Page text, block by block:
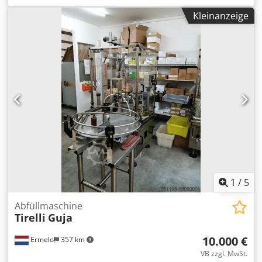
Automatikmodus füllt die Maschine kontinuierlich ab –
ideal für größere Stückzahlen. Die Abfüllgeschwindigkeit
ist einstellbar. Mit dem Fußpedal können Sie im
individuellen Tempo arbeiten. Je nach Bediener und
abgefülltem Volumen sind 15-25 Einheiten pro Minute
möglich, was diese Maschine sehr schnell macht. Das
Gewicht beträgt ca. 15-20kg – die Maschine ist einfach auf
einem Tisch zu platzieren. Komplett aus Edelstahl gefertigt
und qualitativ sehr hochwertig. Bei Fragen kontaktieren Sie
uns gerne per E-Mail – wir beraten Sie zu dieser oder
anderen Maschinen. Ebenfalls bieten wir eine
Etikettiermaschine an, die eine ideale Ergänzung zur
Abfüllmaschine darstellt. Wir bemühen uns, Ihre Anfrage
innerhalb von 24 Stunden zu beantworten. Telefonisch
sind wir ebenfalls erreichbar und stehen Ihnen gerne
Margarine, Soße, Butter, Käse usw.. Grunwald
Rotationsbecherfüllmaschine mit 2 Köpfen, für runde
Becher Produktionsjahr: 2000 Für die Heißabfüllung von
flüssigen Produkten mit servogetriebener
Becherhebevorrichtung und Trichter mit Abstreifrührwerk
und Zuführventilen (CIP-reinigbar), Alusiegelung durch
Vakuum und Kippsiegelung, Heißsiegelung der
Alusiegelung, Schnappdeckelstation und Ausschleusung.
Steuerpult aus Edelstahl, das an der Maschine hängt, und
Bedienpult. Die Maschine verfügt über
Sicherheitsabdeckungen aus Polycarbonatglas. Dcjdpfsp R
R Dwox Agrsk CEE-Maschine, inkl. Dokumentation
Stationiert: Dänemark
Kleinanzeige
1 / 5
Ermelo 357 km
Abfüllmaschine
Tirelli Guja
10.000 €
VB zzgl. MwSt.